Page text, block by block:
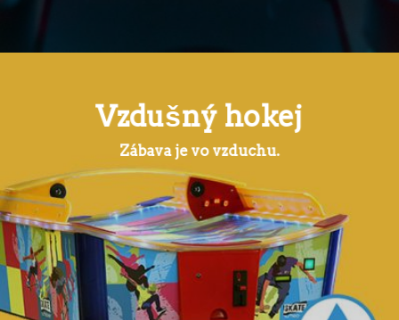
Vzdušný hokej
Zábava je vo vzduchu.
Vzdušný hokej
Zábava je vo vzduchu.
Vzdušný hokej
Zábava je vo vzduchu.